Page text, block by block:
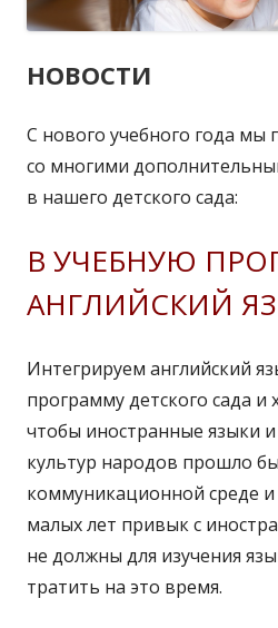
НОВОСТИ
С нового учебного года
со многими
в нашего детского сада:
В УЧЕБНУЮ
АНГЛИЙСКИЙ
Интегрируем английский
программу детского сада и
чтобы иностранные языки
культур народов прошло
коммуникационной среде
малых лет привык с
не должны для изучения
тратить на это время.